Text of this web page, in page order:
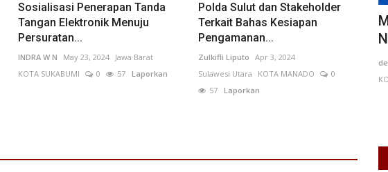
Sosialisasi Penerapan Tanda
Tangan Elektronik Menuju
Persuratan...
INDRA W N May 23, 2024
Jawa Barat
KOTA SUKABUMI
0 57Laporkan
Polda Sulut dan Stakeholder
Terkait Bahas Kesiapan
Pengamanan...
Zulkifli Liputo Apr 3, 2024
Sulawesi Utara
KOTA MANADO
0
57Laporkan
YANDRI
WARUNG...
Bengkulu KAB. KAUR
0
Mendikti Sebut PTN dan PTS Ganti
Nama 122 Program Studi...
depviah faizah tsaniyah Jun 4, 2026 DKI Jakarta
KOTA ADM. JAKARTA PUSAT
0 71 Laporkan